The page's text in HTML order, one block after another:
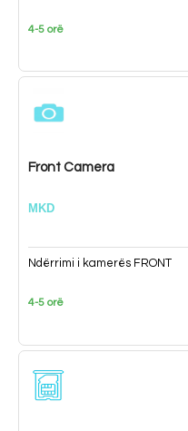
4-5 orë
Front Camera
MKD
Ndërrimi i kamerës FRONT
4-5 orë